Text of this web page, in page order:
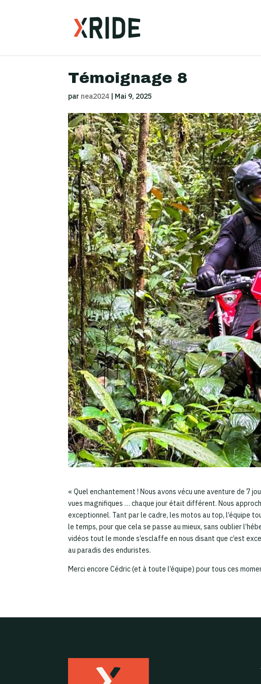
Témoignage 8
par nea2024 | Mai 9, 2025
« Quel enchantement ! Nous avons vécu une aventure de 7
vues magnifiques … chaque jour était différent. Nous
exceptionnel. Tant par le cadre, les motos au top, l’équipe
le temps, pour que cela se passe au mieux, sans oublier
vidéos tout le monde s’esclaffe en nous disant que c’est
au paradis des enduristes.
Merci encore Cédric (et à toute l’équipe) pour tous ces